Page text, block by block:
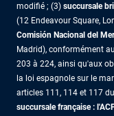
modifié ; (3) succursale
(12 Endeavour Square,
Comisión Nacional del
Madrid), conformément
203 à 224, ainsi qu'aux
la loi espagnole sur le
articles 111, 114 et 117
succursale française :